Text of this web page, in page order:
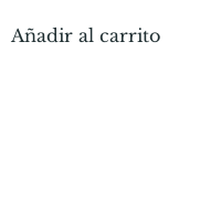
Añadir al carrito